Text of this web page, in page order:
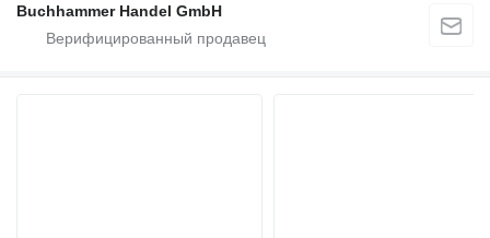
Buchhammer Handel GmbH